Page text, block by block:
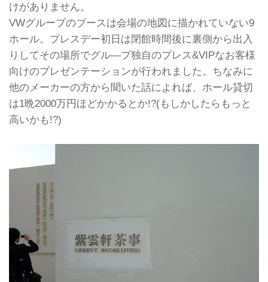
けがありません。
VWグループのブースは会場の地図に描かれていない9
ホール。プレスデー初日は閉館時間後に裏側から出入
りしてその場所でグル―プ独自のプレス&VIPなお客様
向けのプレゼンテーションが行われました。ちなみに
他のメーカーの方から聞いた話によれば、ホール貸切
は1晩2000万円ほどかかるとか!?(もしかしたらもっと
高いかも!?)